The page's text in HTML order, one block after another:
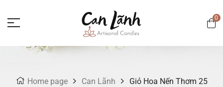
0
Home page Can Lãnh
Giỏ Hoa Nến Thơm 25